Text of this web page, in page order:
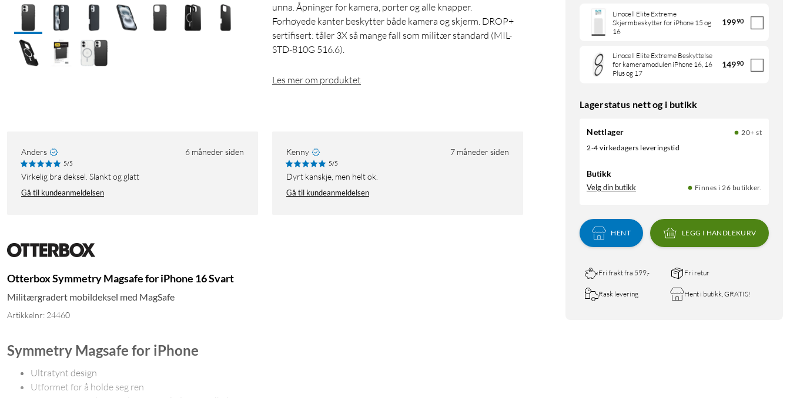
Linocell Elite Extreme
Skjermbeskytter for iPhone 15 og
16
19990
Linocell Elite Extreme Beskyttelse
for kameramodulen iPhone 16, 16
Plus og 17
14990
Lagerstatus nett og i butikk
Nettlager
20+ st
2-4 virkedagers leveringstid
Butikk
Velg din butikk Finnes i 26 butikker.
HENT LEGG I HANDLEKURV
Fri frakt fra 599,- Fri retur
Rask levering Hent i butikk, GRATIS!
unna. Åpninger for kamera, porter og alle knapper.
Forhøyede kanter beskytter både kamera og skjerm. DROP+
sertifisert: tåler 3X så mange fall som militær standard (MIL-
STD-810G 516.6).
Les mer om produktet
Anders 6 måneder siden
5/5
Virkelig bra deksel. Slankt og glatt
Gå til kundeanmeldelsen
Kenny 7 måneder siden
5/5
Dyrt kanskje, men helt ok.
Gå til kundeanmeldelsen
Otterbox Symmetry Magsafe for iPhone 16 Svart
Militærgradert mobildeksel med MagSafe
Artikkelnr: 24460
Symmetry Magsafe for iPhone
Ultratynt design
Utformet for å holde seg ren